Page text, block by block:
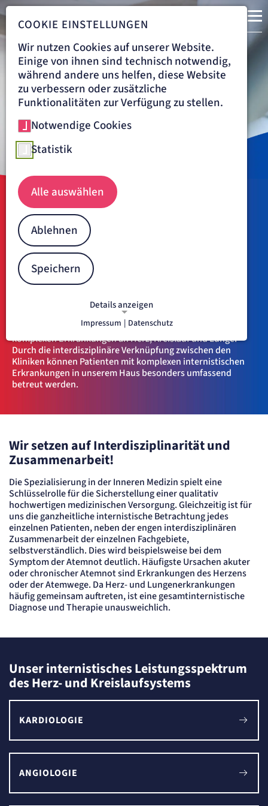
Kardiologie, Angiologie und Pulmologie am Krankenhaus Düren
Navigationspfad
KRANKENHAUS DÜREN
BEHANDLUNG
INNERE MEDIZIN I — HERZ&KREISLAUF
Innere Medizin I — Herz-,
Kreislauf- und
Lungenerkrankungen im
Krankenhaus Düren
In der Inneren Medizin I behandeln wir Patienten mit
komplexen Erkrankungen an Herz, Kreislauf und Lunge.
Durch die interdisziplinäre Verknüpfung zwischen den
Kliniken können Patienten mit komplexen internistischen
Erkrankungen in unserem Haus besonders umfassend
betreut werden.
Wir setzen auf Interdisziplinarität und
Zusammenarbeit!
Die Spezialisierung in der Inneren Medizin spielt eine
Schlüsselrolle für die Sicherstellung einer qualitativ
hochwertigen medizinischen Versorgung. Gleichzeitig ist für
uns die ganzheitliche internistische Betrachtung jedes
einzelnen Patienten, neben der engen interdisziplinären
Zusammenarbeit der einzelnen Fachgebiete,
selbstverständlich. Dies wird beispielsweise bei dem
Symptom der Atemnot deutlich. Häufigste Ursachen akuter
oder chronischer Atemnot sind Erkrankungen des Herzens
oder der Atemwege. Da Herz- und Lungenerkrankungen
häufig gemeinsam auftreten, ist eine gesamtinternistische
Diagnose und Therapie unausweichlich.
Unser internistisches Leistungsspektrum
des Herz- und Kreislaufsystems
KARDIOLOGIE
ANGIOLOGIE
COOKIE EINSTELLUNGEN
Wir nutzen Cookies auf unserer Website.
Einige von ihnen sind technisch notwendig,
während andere uns helfen, diese Website
zu verbessern oder zusätzliche
Funktionalitäten zur Verfügung zu stellen.
Notwendige Cookies
Statistik
Alle auswählen
Ablehnen
Speichern
Details anzeigen
NOTWENDIGE COOKIES
Notwendige Cookies ermöglichen
grundlegende Funktionen und sind für
die einwandfreie Funktion der Website
erforderlich.
et_oi_v2
Anbieter:
etracker GmbH
Zweck:
Opt-In Cookie speichert die Entscheidung des Besuchers, wenn auf der Seite des
Kunden das Tracking Opt-In ausgespielt wird. Wird auch für ein eventuelles Opt-Out
verwendet.
Cookie Laufzeit:
"no" - 50 Jahre, "yes" - 480 Tage
Content-Management-System-
Cookie
Name:
fe_typo_user
Anbieter:
Dient der Identifizierung eines Anwenders und der besseren Bedienerführung.
Sitzungs-Cookie
PHPSESSID
Artemed SE
Zweck:
Cookie Laufzeit:
Impressum | Datenschutz